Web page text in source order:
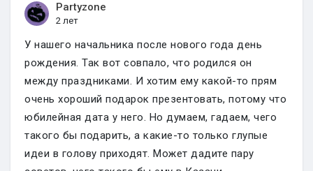
Partyzone
2 лет
У нашего начальника после нового года день
рождения. Так вот совпало, что родился он
между праздниками. И хотим ему какой-то прям
очень хороший подарок презентовать, потому что
юбилейная дата у него. Но думаем, гадаем, чего
такого бы подарить, а какие-то только глупые
идеи в голову приходят. Может дадите пару